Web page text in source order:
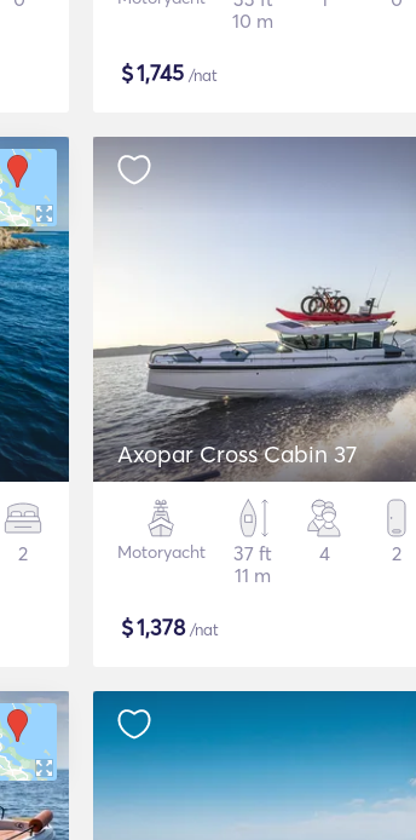
10 m
$1,745 /nat
2
Axopar Cross Cabin 37
Motoryacht
37 ft
11 m
4 2
$1,378/nat